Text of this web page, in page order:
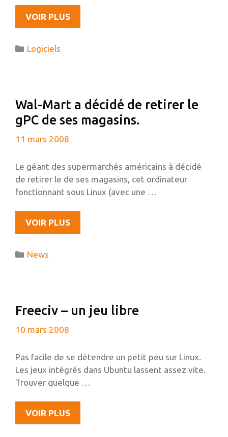
VOIR PLUSEASY
TAG
!
Catégories
Logiciels
Wal-Mart a décidé de retirer le
gPC de ses magasins.
11 mars 2008
Le géant des supermarchés américains à décidé
de retirer le de ses magasins, cet ordinateur
fonctionnant sous Linux (avec une …
VOIR PLUSWAL-
MART
GPC
Catégories
News
Freeciv – un jeu libre
10 mars 2008
Pas facile de se détendre un petit peu sur Linux.
Les jeux intégrés dans Ubuntu lassent assez vite.
Trouver quelque …
VOIR PLUSFREECIV
–